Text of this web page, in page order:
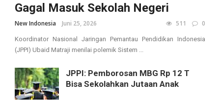
Gagal Masuk Sekolah Negeri
New Indonesia Juni 25, 2026 511 0
Koordinator Nasional Jaringan Pemantau Pendidikan Indonesia
(JPPI) Ubaid Matraji menilai polemik Sistem ...
JPPI: Pemborosan MBG Rp 12 T
Bisa Sekolahkan Jutaan Anak